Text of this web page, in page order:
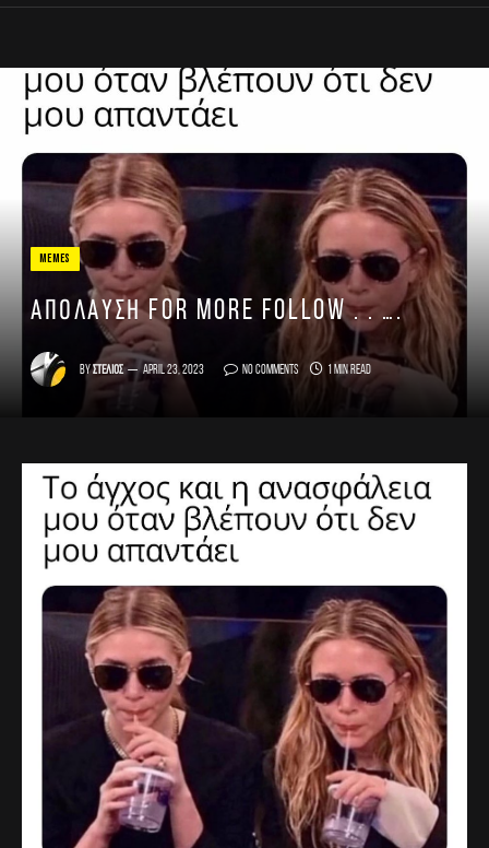
MEMES
Απόλαυση For more follow . . ….
ByΣτέλιος April 23, 2023 No Comments 1 Min Read